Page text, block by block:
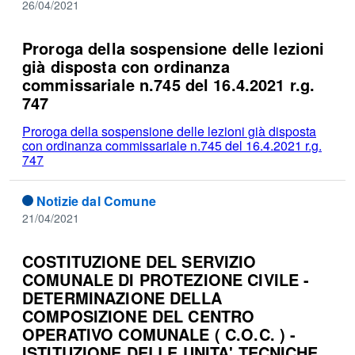
26/04/2021
Proroga della sospensione delle lezioni
già disposta con ordinanza
commissariale n.745 del 16.4.2021 r.g.
747
Proroga della sospensione delle lezioni già disposta
con ordinanza commissariale n.745 del 16.4.2021 r.g.
747
Notizie dal Comune
21/04/2021
COSTITUZIONE DEL SERVIZIO
COMUNALE DI PROTEZIONE CIVILE -
DETERMINAZIONE DELLA
COMPOSIZIONE DEL CENTRO
OPERATIVO COMUNALE ( C.O.C. ) -